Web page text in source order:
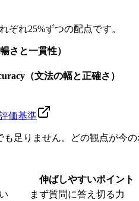
ぞれ25%ずつの配点です。
さと一貫性）
（文法の幅と正確さ）
価基準
足りません。どの観点が今
伸ばしやすいポイント
まず質問に答え切る力